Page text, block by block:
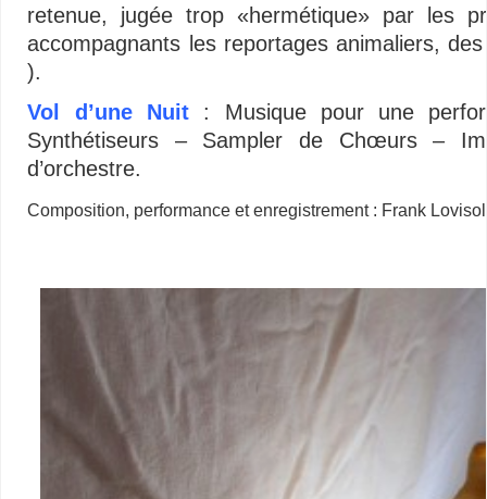
retenue, jugée trop «hermétique» par les
accompagnants les reportages animaliers,
).
Vol d’une Nuit: Musique pour une
Synthétiseurs – Sampler de Chœurs –
d’orchestre.
Composition, performance et enregistrement : Frank